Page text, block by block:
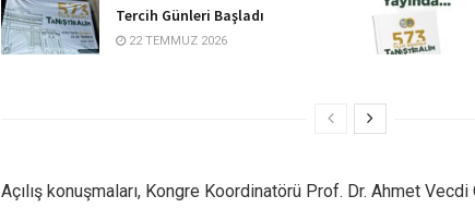
Tercih Günleri Başladı
22 TEMMUZ 2026
Açılış konuşmaları, Kongre Koordinatörü Prof. Dr. Ahmet Vecdi